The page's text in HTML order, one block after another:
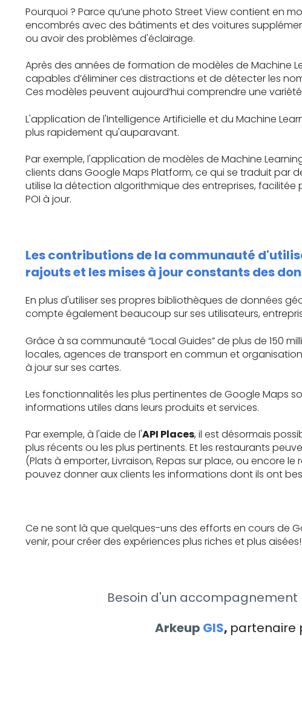
Pourquoi ? Parce qu’une photo Street View contient en
encombrés avec des bâtiments et des voitures
ou avoir des problèmes d'éclairage.
Après des années de formation de modèles de Machine
capables d’éliminer ces distractions et de détecter les
Ces modèles peuvent aujourd’hui comprendre une
L'application de l'Intelligence Artificielle et du Machine
plus rapidement qu'auparavant.
Par exemple, l'application de modèles de Machine
clients dans Google Maps Platform, ce qui se traduit par
utilise la détection algorithmique des entreprises,
POI à jour.
Les contributions de la communauté
rajouts et les mises à jour constants des
En plus d'utiliser ses propres bibliothèques de données
compte également beaucoup sur ses utilisateurs,
Grâce à sa communauté “Local Guides” de plus de 150
locales, agences de transport en commun et
à jour sur ses cartes.
Les fonctionnalités les plus pertinentes de Google Maps
informations utiles dans leurs produits et services.
Par exemple, à l'aide de l'API Places, il est désormais
plus récents ou les plus pertinents. Et les restaurants
(Plats à emporter, Livraison, Repas sur place, ou encore
pouvez donner aux clients les informations dont ils ont
Ce ne sont là que quelques-uns des efforts en cours de
venir, pour créer des expériences plus riches et plus aisées!
Besoin d'un
Arkeup GIS, partenaire